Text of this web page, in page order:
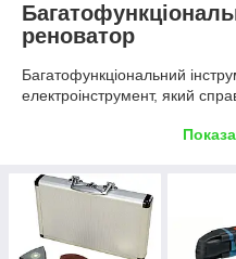
реноватор
Багатофункціональний
електроінструмент, який
розпилювання, гравіювання,
Наш інтернет ― магазин
пристрої, які володіють
Завдяки потужному